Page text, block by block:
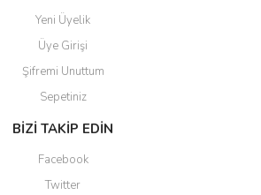
Yeni Üyelik
Üye Girişi
Şifremi Unuttum
Sepetiniz
BİZİ TAKİP EDİN
Facebook
Twitter